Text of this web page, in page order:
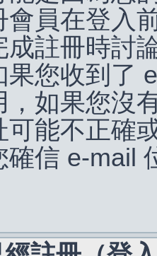
會員在登入
成註冊時討
果您收到了
，如果您沒
可能不正確
確信 e-mail